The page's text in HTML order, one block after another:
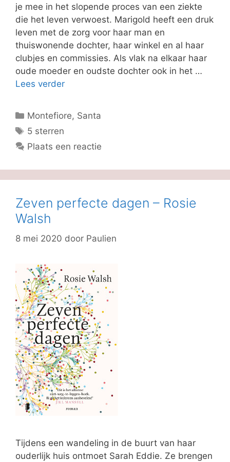
je mee in het slopende proces van een ziekte
die het leven verwoest. Marigold heeft een druk
leven met de zorg voor haar man en
thuiswonende dochter, haar winkel en al haar
clubjes en commissies. Als vlak na elkaar haar
oude moeder en oudste dochter ook in het …
Lees verder
Categorieën
Montefiore, Santa
Tags
5 sterren
Plaats een reactie
Zeven perfecte dagen – Rosie
Walsh
8 mei 2020 door Paulien
Tijdens een wandeling in de buurt van haar
ouderlijk huis ontmoet Sarah Eddie. Ze brengen